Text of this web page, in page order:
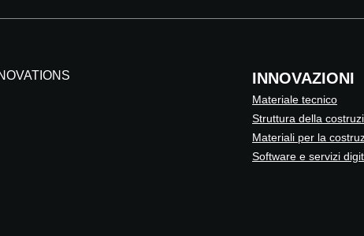
INNOVAZIONI
Materiale tecnico
Struttura della
Materiali per la
Software e servizi